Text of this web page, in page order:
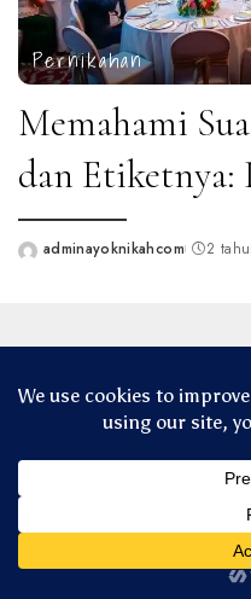
Pernikahan
Memahami
dan Etiketnya:
Postedadminayoknikahcom 2
©